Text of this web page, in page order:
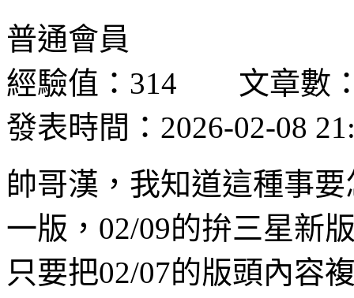
普通會員
經驗值：314 文章數
發表時間：2026-02-08
帥哥漢，我知道這種事
一版，02/09的拚三星新
只要把02/07的版頭內容